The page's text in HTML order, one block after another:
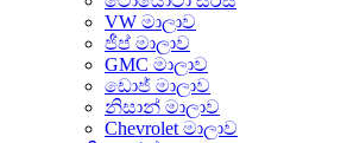
VW මාලාව
ජීප් මාලාව
GMC මාලාව
ඩොජ් මාලාව
නිසාන් මාලාව
Chevrolet මාලාව